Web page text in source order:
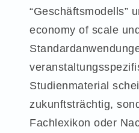
“Geschäftsmodells”
economy of scale
Studienmaterial
zukunftsträchtig,
Fachlexikon oder